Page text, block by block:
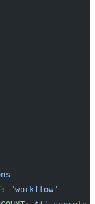
:
"workflow"